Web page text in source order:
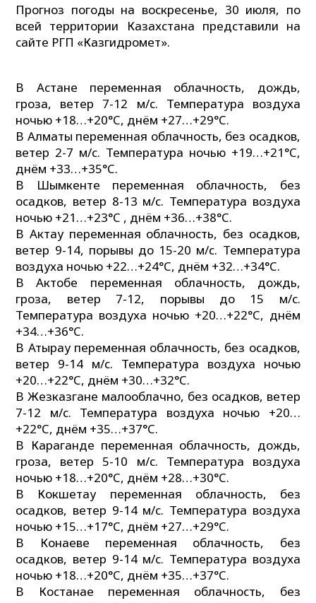
Прогноз погоды на воскресенье, 30 июля, по
всей территории Казахстана представили на
сайте РГП «Казгидромет».
В Астане переменная облачность, дождь,
гроза, ветер 7-12 м/с. Температура воздуха
ночью +18…+20°C, днём +27…+29°C.
В Алматы переменная облачность, без осадков,
ветер 2-7 м/с. Температура ночью +19…+21°C,
днём +33…+35°C.
В Шымкенте переменная облачность, без
осадков, ветер 8-13 м/с. Температура воздуха
ночью +21…+23°C , днём +36…+38°C.
В Актау переменная облачность, без осадков,
ветер 9-14, порывы до 15-20 м/с. Температура
воздуха ночью +22…+24°C, днём +32…+34°C.
В Актобе переменная облачность, дождь,
гроза, ветер 7-12, порывы до 15 м/с.
Температура воздуха ночью +20…+22°C, днём
+34…+36°C.
В Атырау переменная облачность, без осадков,
ветер 9-14 м/с. Температура воздуха ночью
+20…+22°C, днём +30…+32°C.
В Жезказгане малооблачно, без осадков, ветер
7-12 м/с. Температура воздуха ночью +20…
+22°C, днём +35…+37°C.
В Караганде переменная облачность, дождь,
гроза, ветер 5-10 м/с. Температура воздуха
ночью +18…+20°C, днём +28…+30°C.
В Кокшетау переменная облачность, без
осадков, ветер 9-14 м/с. Температура воздуха
ночью +15…+17°C, днём +27…+29°C.
В Конаеве переменная облачность, без
осадков, ветер 9-14 м/с. Температура воздуха
ночью +18…+20°C, днём +35…+37°C.
В Костанае переменная облачность, без